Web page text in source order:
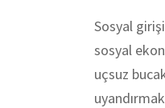
Sosyal
sosyal
uçsuz